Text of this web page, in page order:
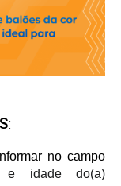
:
no campo
e idade do(a)